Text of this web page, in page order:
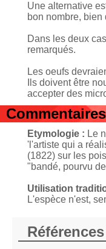
Une alternative
bon nombre,
Dans les deux
remarqués.
Les oeufs
Ils doivent être
accepter des
Commentaires
Etymologie : Le
'l'artiste qui a
(1822) sur les
"bandé, pourvu
Utilisation
L'espèce n'est,
Références